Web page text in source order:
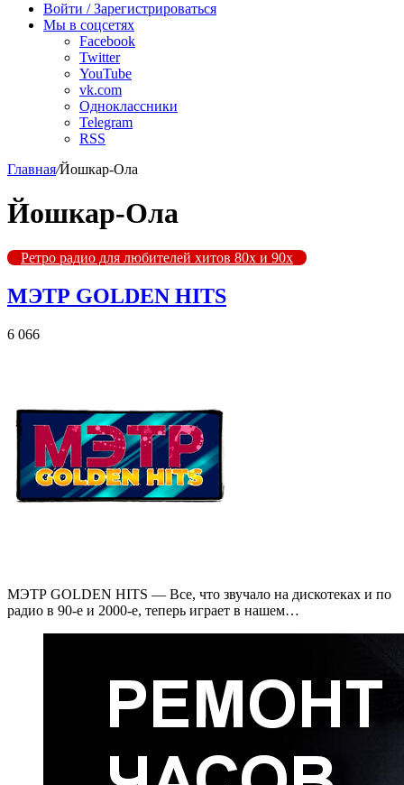
радио
Войти / Зарегистрироваться
Мы в соцсетях
Facebook
Twitter
YouTube
vk.com
Одноклассники
Telegram
RSS
Главная/Йошкар-Ола
Йошкар-Ола
Ретро радио для любителей хитов 80х и 90х
МЭТР GOLDEN HITS
6 066
МЭТР GOLDEN HITS — Все, что звучало на дискотеках и по
радио в 90-е и 2000-е, теперь играет в нашем…